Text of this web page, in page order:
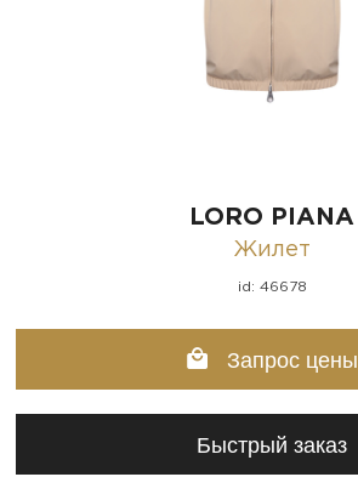
LORO PIANA
Жилет
id: 46678
Запрос цены
Быстрый заказ